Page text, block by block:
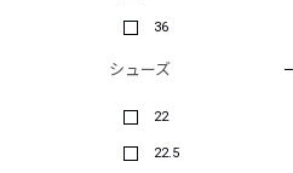
36
シューズ
22
22.5